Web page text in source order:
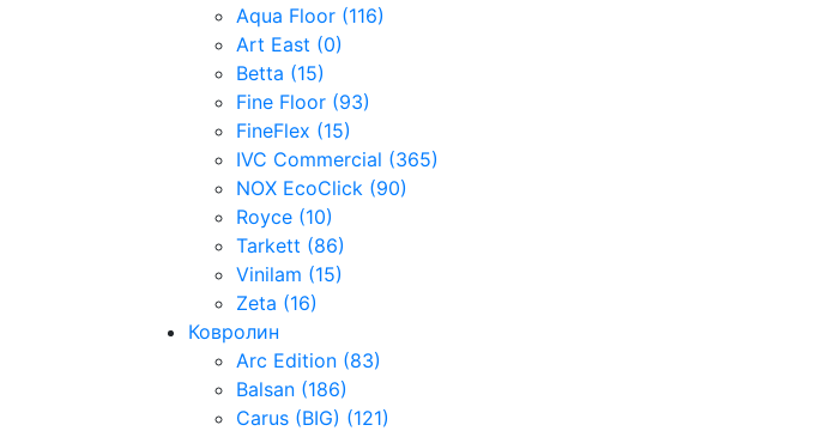
Aqua Floor (116)
Art East (0)
Betta (15)
Fine Floor (93)
FineFlex (15)
IVC Commercial (365)
NOX EcoClick (90)
Royce (10)
Tarkett (86)
Vinilam (15)
Zeta (16)
Ковролин
Arc Edition (83)
Balsan (186)
Carus (BIG) (121)